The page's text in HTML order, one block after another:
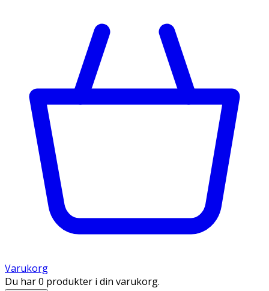
Varukorg
Du har 0 produkter i din varukorg.